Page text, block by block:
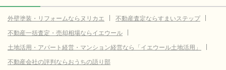
外壁塗装・リフォームならヌリカエ
不動産査定ならすまいステップ
不動産一括査定・売却相場ならイエウール
土地活用・アパート経営・マンション経営なら「イエウール土地活用」
不動産会社の評判ならおうちの語り部